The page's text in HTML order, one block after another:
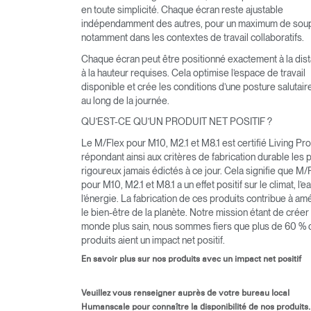
SIGN
Mot de
en toute simplicité. Chaque écran reste ajustable
indépendamment des autres, pour un maximum de
notamment dans les contextes de travail collaboratifs.
Chaque écran peut être positionné exactement à la
à la hauteur requises. Cela optimise l’espace de travail
disponible et crée les conditions d’une posture
au long de la journée.
QU’EST-CE QU’UN PRODUIT NET POSITIF ?
Le M/Flex pour M10, M2.1 et M8.1 est certifié Living
répondant ainsi aux critères de fabrication durable les
rigoureux jamais édictés à ce jour. Cela signifie que M/
pour M10, M2.1 et M8.1 a un effet positif sur le climat,
l’énergie. La fabrication de ces produits contribue à
le bien-être de la planète. Notre mission étant de créer
monde plus sain, nous sommes fiers que plus de 60 %
produits aient un impact net positif.
En savoir plus sur nos produits avec un impact net positif
Veuillez vous renseigner auprès de votre bureau local
Humanscale pour connaître la disponibilité de nos produits.